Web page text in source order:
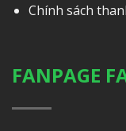
Chính sách
FANPAGE